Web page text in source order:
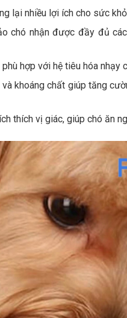
lại nhiều lợi ích cho sức
chó nhận được đầy đủ
hợp với hệ tiêu hóa nhạy
khoáng chất giúp tăng
thích vị giác, giúp chó ăn